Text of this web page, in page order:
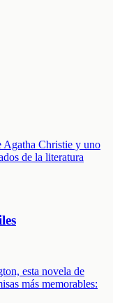
Agatha Christie y uno
de la literatura
esta novela de
más memorables: